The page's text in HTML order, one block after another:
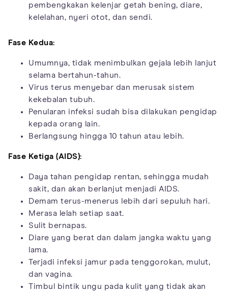
pembengkakan kelenjar getah bening, diare,
kelelahan, nyeri otot, dan sendi.
Fase Kedua:
Umumnya, tidak menimbulkan gejala lebih lanjut
selama bertahun-tahun.
Virus terus menyebar dan merusak sistem
kekebalan tubuh.
Penularan infeksi sudah bisa dilakukan pengidap
kepada orang lain.
Berlangsung hingga 10 tahun atau lebih.
Fase Ketiga (AIDS):
Daya tahan pengidap rentan, sehingga mudah
sakit, dan akan berlanjut menjadi AIDS.
Demam terus-menerus lebih dari sepuluh hari.
Merasa lelah setiap saat.
Sulit bernapas.
Diare yang berat dan dalam jangka waktu yang
lama.
Terjadi infeksi jamur pada tenggorokan, mulut,
dan vagina.
Timbul bintik ungu pada kulit yang tidak akan